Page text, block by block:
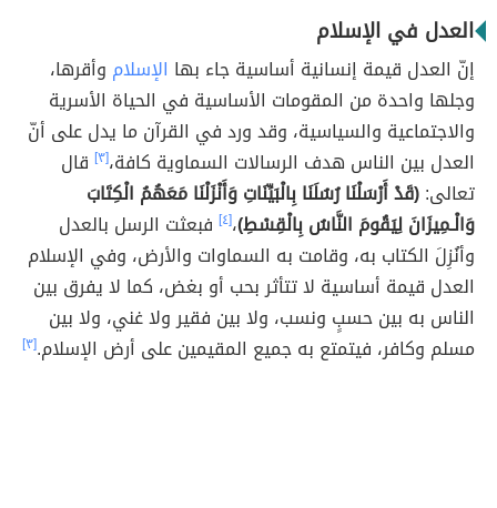
العدل في الإسلام
إنّ العدل قيمة إنسانية أساسية جاء بها الإسلام وأقرها،
وجلها واحدة من المقومات الأساسية في الحياة الأسرية
والاجتماعية والسياسية، وقد ورد في القرآن ما يدل على أنّ
العدل بين الناس هدف الرسالات السماوية كافة،[٣]
قال
تعالى:(قَدْ أَرْسَلْنَا رُسُلَنَا بِالْبَيِّنَاتِ وَأَنْزَلْنَا مَعَهُمُ الْكِتَابَ
وَالْـمِيزَانَ لِيَقُومَ النَّاسُ بِالْقِسْطِ)،[٤]
فبعثت الرسل بالعدل
وأنُزِلَ الكتاب به، وقامت به السماوات والأرض، وفي الإسلام
العدل قيمة أساسية لا تتأثر بحب أو بغض، كما لا يفرق بين
الناس به بين حسبٍ ونسب، ولا بين فقير ولا غني، ولا بين
مسلم وكافر، فيتمتع به جميع المقيمين على أرض الإسلام.[٣]